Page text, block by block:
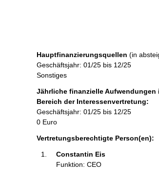
h
a
l
t
Hauptfinanzierungsquellen (in
Geschäftsjahr: 01/25 bis 12/25
Sonstiges
Jährliche finanzielle Aufwendungen
Bereich der Interessenvertretung:
Geschäftsjahr: 01/25 bis 12/25
0 Euro
Vertretungsberechtigte Person(en):
Constantin Eis
Funktion: CEO